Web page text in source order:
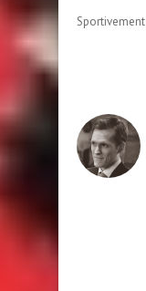
Sportivement